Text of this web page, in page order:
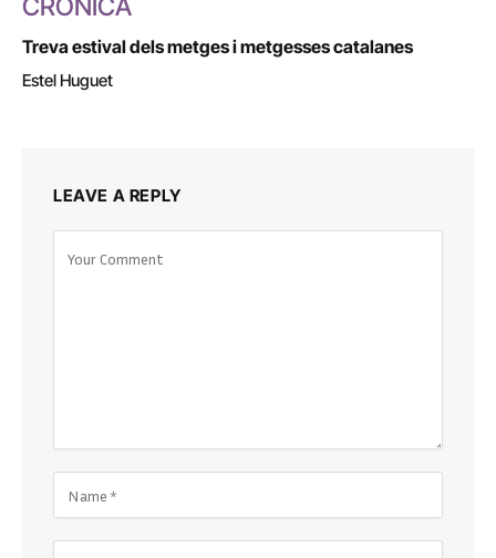
CRÒNICA
Treva estival dels metges i metgesses catalanes
Estel Huguet
LEAVE A REPLY